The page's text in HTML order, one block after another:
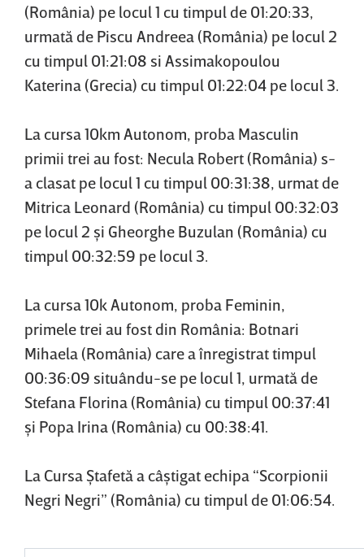
(România) pe locul 1 cu timpul de 01:20:33,
urmată de Piscu Andreea (România) pe locul 2
cu timpul 01:21:08 si Assimakopoulou
Katerina (Grecia) cu timpul 01:22:04 pe locul 3.
La cursa 10km Autonom, proba Masculin
primii trei au fost: Necula Robert (România) s-
a clasat pe locul 1 cu timpul 00:31:38, urmat de
Mitrica Leonard (România) cu timpul 00:32:03
pe locul 2 şi Gheorghe Buzulan (România) cu
timpul 00:32:59 pe locul 3.
La cursa 10k Autonom, proba Feminin,
primele trei au fost din România: Botnari
Mihaela (România) care a înregistrat timpul
00:36:09 situându-se pe locul 1, urmată de
Stefana Florina (România) cu timpul 00:37:41
şi Popa Irina (România) cu 00:38:41.
La Cursa Ştafetă a câştigat echipa “Scorpionii
Negri Negri” (România) cu timpul de 01:06:54.